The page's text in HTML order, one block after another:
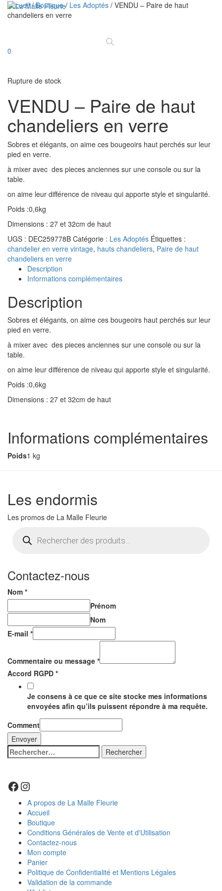
0
Accueil/Boutique/ Les Adoptés / VENDU – Paire de haut
chandeliers en verre
Rupture de stock
VENDU – Paire de haut
chandeliers en verre
Sobres et élégants, on aime ces bougeoirs haut perchés sur leur
pied en verre.
à mixer avec des pieces anciennes sur une console ou sur la
table.
on aime leur différence de niveau qui apporte style et singularité.
Poids :0,6kg
Dimensions : 27 et 32cm de haut
UGS : DEC259778B Catégorie : Les Adoptés Étiquettes :
chandelier en verre vintage, hauts chandeliers, Paire de haut
chandeliers en verre
Description
Informations complémentaires
Description
Sobres et élégants, on aime ces bougeoirs haut perchés sur leur
pied en verre.
à mixer avec des pieces anciennes sur une console ou sur la
table.
on aime leur différence de niveau qui apporte style et singularité.
Poids :0,6kg
Dimensions : 27 et 32cm de haut
Informations complémentaires
Poids1 kg
Les endormis
Les promos de La Malle Fleurie
produits
Contactez-nous
Nom *
Prénom
Nom
E-mail *
Commentaire ou message *
Accord RGPD *
Je consens à ce que ce site stocke mes informations
envoyées afin qu’ils puissent répondre à ma requête.
Comment
Envoyer
Rechercher :
Facebook
Instagram
A propos de La Malle Fleurie
Accueil
Boutique
Conditions Générales de Vente et d'Utilisation
Contactez-nous
Mon compte
Panier
Politique de Confidentialité et Mentions Légales
Validation de la commande